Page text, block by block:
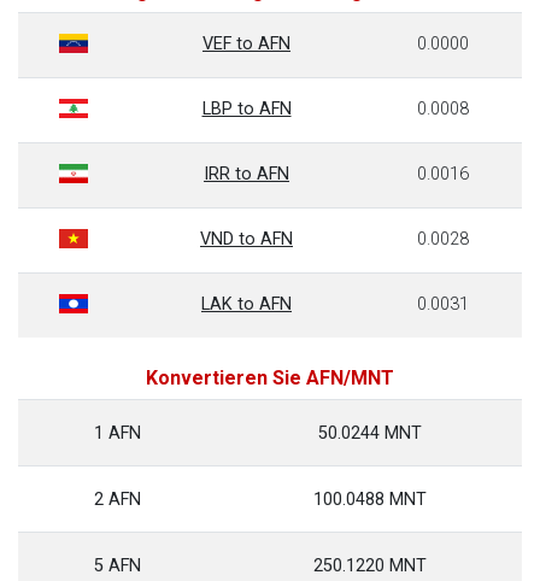
VEF to AFN 0.0000
LBP to AFN 0.0008
IRR to AFN 0.0016
VND to AFN 0.0028
LAK to AFN 0.0031
Konvertieren Sie AFN/MNT
1 AFN 50.0244 MNT
2 AFN 100.0488 MNT
5 AFN 250.1220 MNT